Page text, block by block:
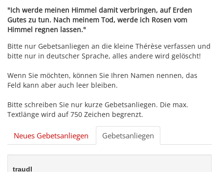
"Ich werde meinen Himmel damit verbringen, auf Erden
Gutes zu tun. Nach meinem Tod, werde ich Rosen vom
Himmel regnen lassen."
Bitte nur Gebetsanliegen an die kleine Thérèse verfassen und
bitte nur in deutscher Sprache, alles andere wird gelöscht!
Wenn Sie möchten, können Sie Ihren Namen nennen, das
Feld kann aber auch leer bleiben.
Bitte schreiben Sie nur kurze Gebetsanliegen. Die max.
Textlänge wird auf 750 Zeichen begrenzt.
Neues Gebetsanliegen Gebetsanliegen
traudl